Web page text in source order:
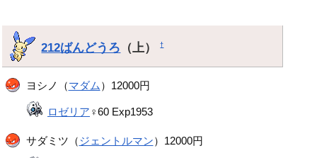
212ばんどうろ （上）†
ヨシノ（マダム ）12000円
ロゼリア ♀60 Exp1953
サダミツ（ジェントルマン）12000円